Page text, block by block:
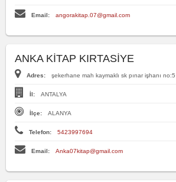
Email: angorakitap.07@gmail.com
ANKA KİTAP KIRTASİYE
Adres: şekerhane mah kaymaklı sk pınar işhanı no:5
İl: ANTALYA
İlçe: ALANYA
Telefon: 5423997694
Email: Anka07kitap@gmail.com